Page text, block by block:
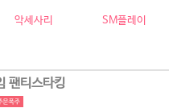
악세사리 SM플레이
팬티스타킹